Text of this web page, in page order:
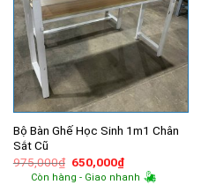
Bộ Bàn Ghế Học Sinh 1m1 Chân
Sắt Cũ
975,000₫ Giá
gốc
là:
650,000₫Giá
hiện
tại
Còn hàng - Giao nhanh